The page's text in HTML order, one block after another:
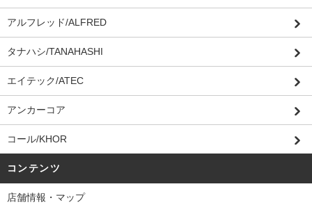
アルフレッド/ALFRED
タナハシ/TANAHASHI
エイテック/ATEC
アンカーコア
コール/KHOR
コンテンツ
店舗情報・マップ